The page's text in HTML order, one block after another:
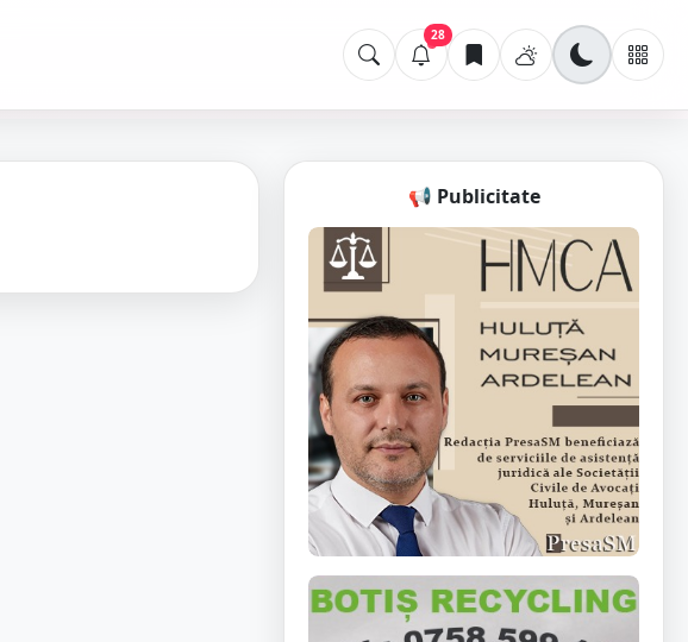
28
📢 Publicitate